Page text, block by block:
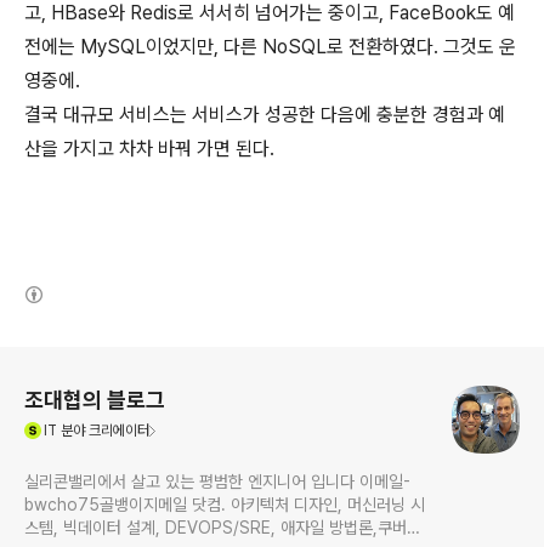
고, HBase와 Redis로 서서히 넘어가는 중이고, FaceBook도 예
전에는 MySQL이었지만, 다른 NoSQL로 전환하였다. 그것도 운
영중에.
결국 대규모 서비스는 서비스가 성공한 다음에 충분한 경험과 예
산을 가지고 차차 바꿔 가면 된다.
조대협의 블로그
IT 분야 크리에이터
실리콘밸리에서 살고 있는 평범한 엔지니어 입니다 이메일-
bwcho75골뱅이지메일 닷컴. 아키텍처 디자인, 머신러닝 시
스템, 빅데이터 설계, DEVOPS/SRE, 애자일 방법론,쿠버네